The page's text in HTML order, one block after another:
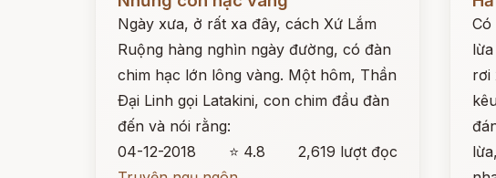
Ngày xưa, ở rất xa đây, cách Xứ Lắm
Ruộng hàng nghìn ngày đường, có đàn
chim hạc lớn lông vàng. Một hôm, Thần
Ðại Linh gọi Latakini, con chim đầu đàn
đến và nói rằng:
04-12-2018
⭐ 4.8
2,619 lượt đọc
rơi